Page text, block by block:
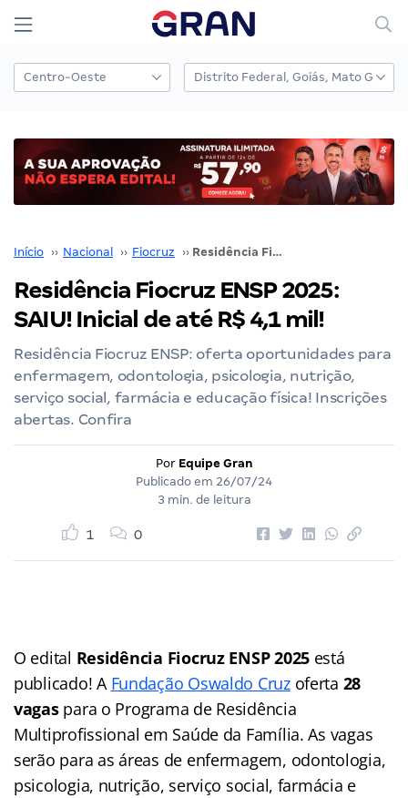
Início ›› Nacional ›› Fiocruz ›› Residência Fiocruz ENSP 2025: SAIU! Inicial de até R$ 4,1 mil!
Residência Fiocruz ENSP 2025:
SAIU! Inicial de até R$ 4,1 mil!
Residência Fiocruz ENSP: oferta oportunidades para
enfermagem, odontologia, psicologia, nutrição,
serviço social, farmácia e educação física! Inscrições
abertas. Confira
Por Equipe Gran
Publicado em 26/07/24
3 min. de leitura
1 0
O edital Residência Fiocruz ENSP 2025 está
publicado! A Fundação Oswaldo Cruzoferta 28
vagaspara o Programa de Residência
Multiprofissional em Saúde da Família. As vagas
serão para as áreas de enfermagem, odontologia,
psicologia, nutrição, serviço social, farmácia e